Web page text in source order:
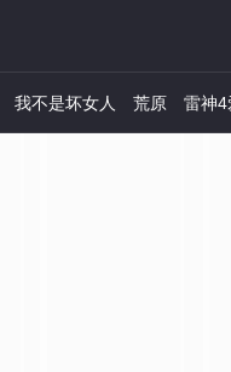
我不是坏女人 荒原 雷神4